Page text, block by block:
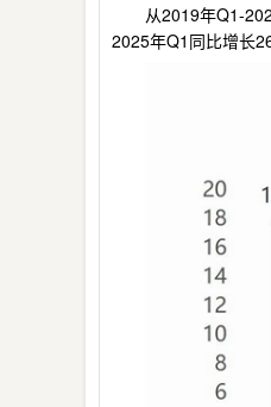
从2019年Q1-
2025年Q1同比增长